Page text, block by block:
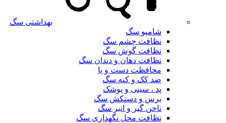
بهداشتی سگ
شامپو سگ
نظافت چشم سگ
نظافت گوش سگ
نظافت دهان و دندان سگ
محافظت دست و پا
ضد کک و کنه سگ
پد ، سینی و پوشک
برس و دستکش سگ
ناخن گیر و انبر سگ
نظافت محل نگهداری سگ